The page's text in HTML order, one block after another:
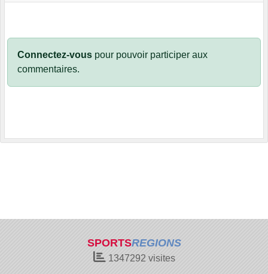
Connectez-vous pour pouvoir participer aux
commentaires.
SPORTSREGIONS
1347292 visites